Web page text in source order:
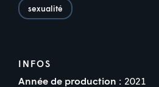
sexualité
INFOS
Année de production : 2021